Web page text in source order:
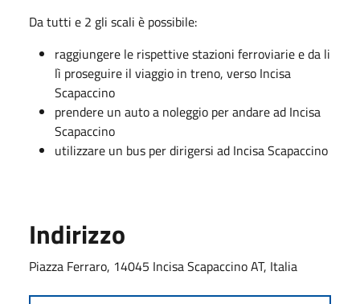
Da tutti e 2 gli scali è possibile:
raggiungere le rispettive stazioni ferroviarie e da li
lì proseguire il viaggio in treno, verso Incisa
Scapaccino
prendere un auto a noleggio per andare ad Incisa
Scapaccino
utilizzare un bus per dirigersi ad Incisa Scapaccino
Indirizzo
Piazza Ferraro, 14045 Incisa Scapaccino AT, Italia